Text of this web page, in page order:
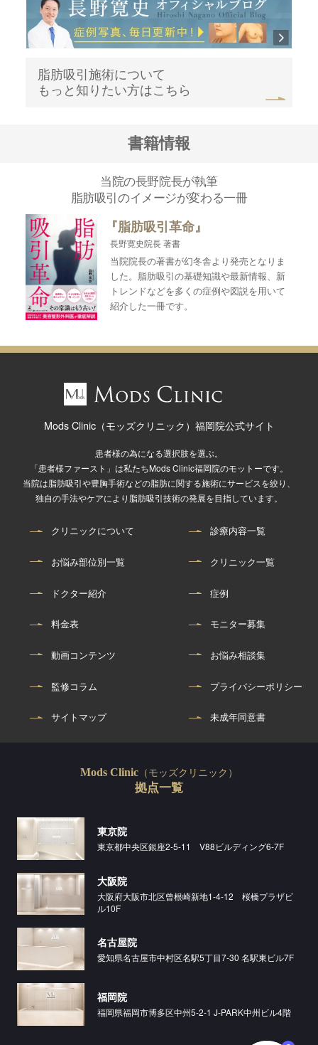
脂肪吸引施術について
もっと知りたい方はこちら
書籍情報
当院の長野院長が執筆
脂肪吸引のイメージが変わる一冊
『脂肪吸引革命』
長野寛史院長 著書
当院院長の著書が幻冬舎より発売となりま
した。脂肪吸引の基礎知識や最新情報、新
トレンドなどを多くの症例や図説を用いて
紹介した一冊です。
Mods Clinic（モッズクリニック）福岡院公式サイト
患者様の為になる選択肢を選ぶ。
「患者様ファースト」は私たちMods Clinic福岡院のモットーです。
当院は脂肪吸引や豊胸手術などの脂肪に関する施術にサービスを絞り、
独自の手法やケアにより脂肪吸引技術の発展を目指しています。
クリニックについて 診療内容一覧
お悩み部位別一覧 クリニック一覧
ドクター紹介 症例
料金表 モニター募集
動画コンテンツ お悩み相談集
監修コラム プライバシーポリシー
サイトマップ 未成年同意書
Mods Clinic （モッズクリニック）
拠点一覧
東京院
東京都中央区銀座2-5-11 V88ビルディング6-7F
大阪院
大阪府大阪市北区曾根崎新地1-4-12 桜橋プラザビ
ル10F
名古屋院
愛知県名古屋市中村区名駅5丁目7-30 名駅東ビル7F
福岡院
福岡県福岡市博多区中州5-2-1 J-PARK中州ビル4階